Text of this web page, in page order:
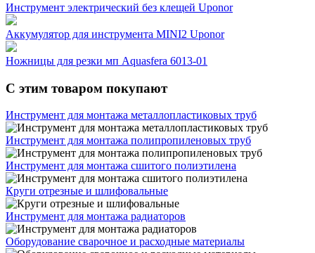
Инструмент электрический без клещей Uponor
Аккумулятор для инструмента MINI2 Uponor
Ножницы для резки мп Aquasfera 6013-01
С этим товаром покупают
Инструмент для монтажа металлопластиковых труб
Инструмент для монтажа полипропиленовых труб
Инструмент для монтажа сшитого полиэтилена
Круги отрезные и шлифовальные
Инструмент для монтажа радиаторов
Оборудование сварочное и расходные материалы